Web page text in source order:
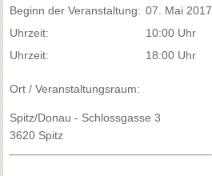
Beginn der Veranstaltung: 07. Mai 2017
Uhrzeit:
10:00 Uhr
Uhrzeit:
18:00 Uhr
Ort / Veranstaltungsraum:
Spitz/Donau - Schlossgasse 3
3620 Spitz